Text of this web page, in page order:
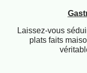
Laissez-vous
plats faits